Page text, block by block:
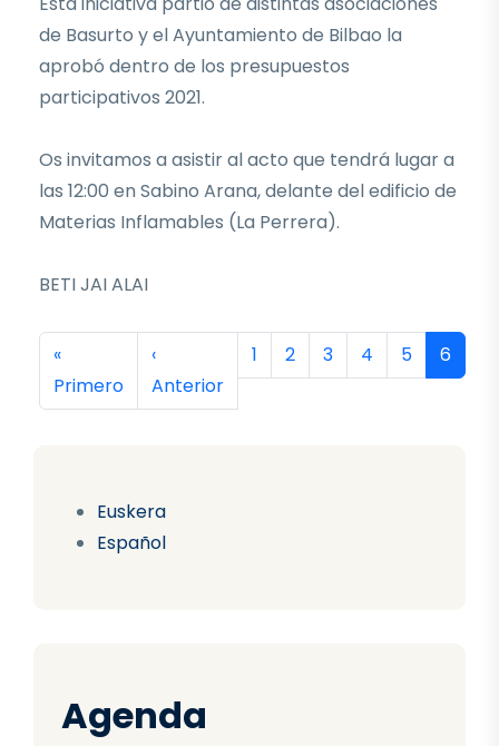
Euskera
Español
Agenda
de Basurto y el Ayuntamiento de Bilbao la
aprobó dentro de los presupuestos
participativos 2021.
Os invitamos a asistir al acto que tendrá lugar a
las 12:00 en Sabino Arana, delante del edificio de
Materias Inflamables (La Perrera).
BETI JAI ALAI
Paginación
Primera página
«
Primero
Página anterior
‹
Anterior
Página
1 Página
2 Página
3 Página
4 Página
5 6